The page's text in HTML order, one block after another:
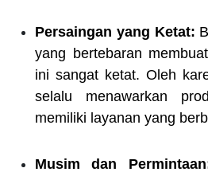
Persaingan yang Ketat:
yang bertebaran
ini sangat ketat. Oleh
selalu menawarkan
memiliki layanan yang
Musim dan